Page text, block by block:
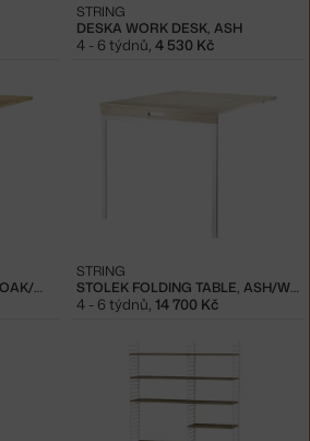
DESKA WORK DESK, ASH
STRING
4 - 6 týdnů, 4 530 Kč
STOLEK FOLDING TABLE, OAK/WHITE STOLEK FOLDING TABLE, ASH/WHITE
STRING
4 - 6 týdnů 14 700 Kč